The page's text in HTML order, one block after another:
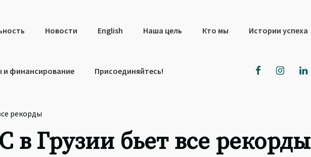
Новости English Наша цель Кто мы Истории успеха
и финансирование Присоединяйтесь!
рекорды
в Грузии бьет все рекорды